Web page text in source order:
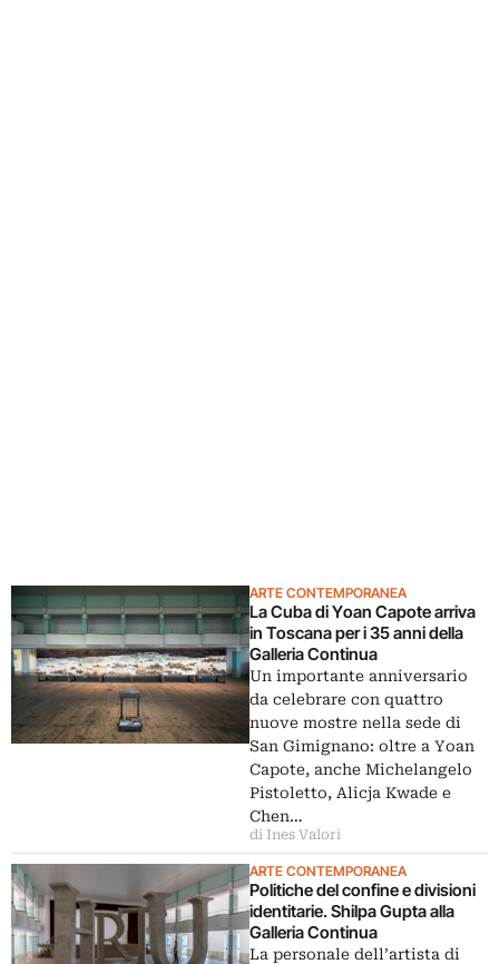
ARTE CONTEMPORANEA
La Cuba di Yoan Capote arriva
in Toscana per i 35 anni della
Galleria Continua
Un importante anniversario
da celebrare con quattro
nuove mostre nella sede di
San Gimignano: oltre a Yoan
Capote, anche Michelangelo
Pistoletto, Alicja Kwade e
Chen…
di Ines Valori
ARTE CONTEMPORANEA
Politiche del confine e divisioni
identitarie. Shilpa Gupta alla
Galleria Continua
La personale dell’artista di